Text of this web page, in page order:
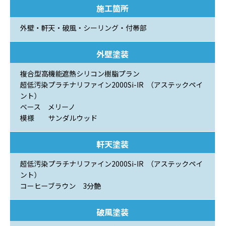
施工箇所
外壁・軒天・破風・シーリング・付帯部
外壁塗装
複合型高機能遮熱シリコン樹脂プラン
超低汚染プラチナリファイン2000Si-IR （アステックペイ
ント）
ベース メリーノ
模様 サンダルウッド
軒天塗装
超低汚染プラチナリファイン2000Si-IR （アステックペイ
ント）
コーヒーブラウン 3分艶
破風塗装